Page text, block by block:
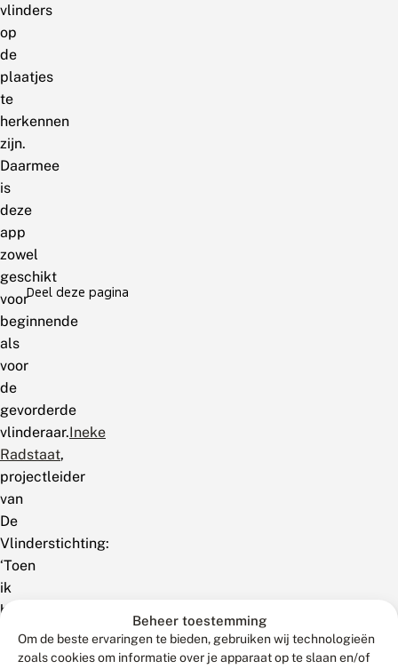
Beheer toestemming
Om de beste ervaringen te bieden, gebruiken wij technologieën
zoals cookies om informatie over je apparaat op te slaan en/of
vlinders
op
de
plaatjes
te
herkennen
zijn.
Daarmee
is
deze
app
zowel
geschikt
voor
beginnende
als
voor
de
gevorderde
vlinderaar.Ineke
Radstaat,
projectleider
van
De
Vlinderstichting:
‘Toen
ik
hier
kwam
werken
Deel deze pagina